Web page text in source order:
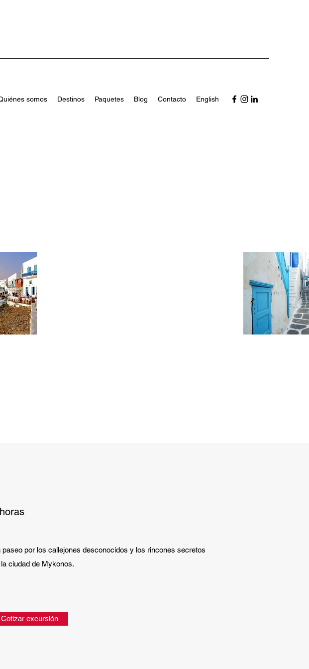
somos Destinos Paquetes Blog Contacto English
horas
paseo por los callejones desconocidos y los rincones secretos
ciudad de Mykonos.
Cotizar excursión